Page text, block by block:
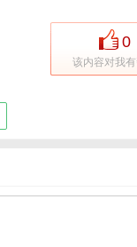
0
该内容对我